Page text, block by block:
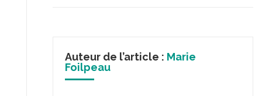
Auteur de l’article : Marie
Foilpeau